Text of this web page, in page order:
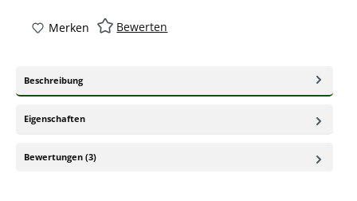
Merken Bewerten
Beschreibung
Eigenschaften
Bewertungen (3)